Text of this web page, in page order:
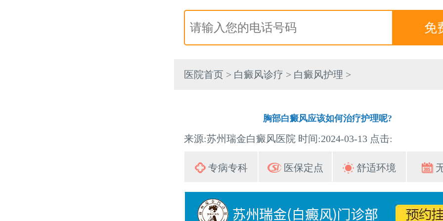
医院首页 > 白癜风诊疗 > 白癜风护理 >
胸部白癜风应该如何治疗护理呢?
来源:苏州瑞金白癜风医院 时间:2024-03-13 点击:
专病专科 医保定点 舒适环境